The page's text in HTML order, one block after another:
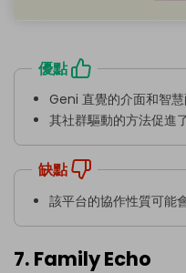
優點
Geni 直覺的介面和智慧
其社群驅動的方法促進
缺點
該平台的協作性質可能
7. Family Echo